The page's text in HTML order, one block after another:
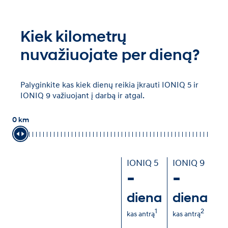
Kiek kilometrų
nuvažiuojate per dieną?
Palyginkite kas kiek dienų reikia įkrauti IONIQ 5 ir
IONIQ 9 važiuojant į darbą ir atgal.
0 km
IONIQ 5
-
diena
kas antrą1
IONIQ 9
-
diena
kas antrą2